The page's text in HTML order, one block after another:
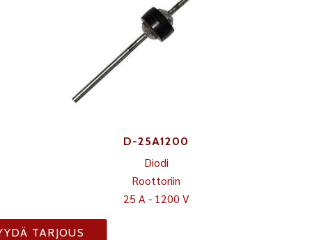
D-25A1200
Diodi
Roottoriin
25 A - 1200 V
TARJOUS